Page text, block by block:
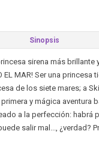
Sinopsis
sirena más
EL MAR! Ser una
de los siete mares; a
y mágica aventura
a la perfección: habrá
salir mal..., ¿verdad?